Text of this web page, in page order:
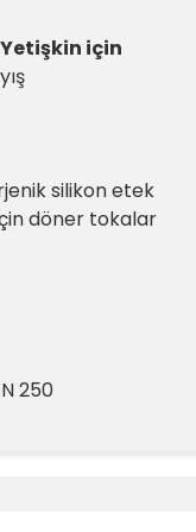
Yetişkin için
silikon etek
döner tokalar
250